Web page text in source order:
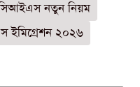
নতুন নিয়ম
ইমিগ্রেশন ২০২৬